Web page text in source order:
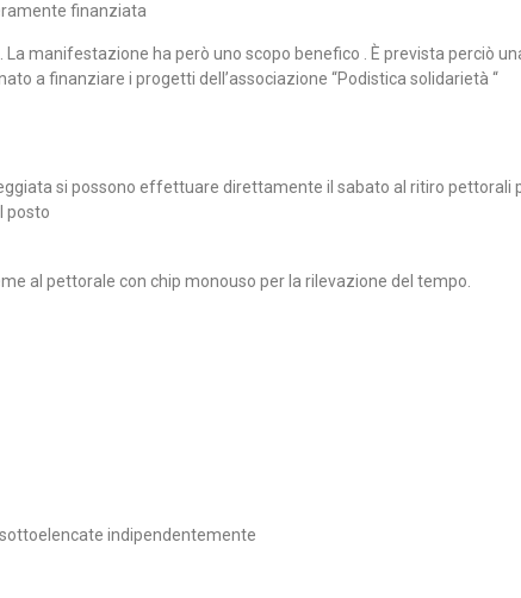
finanziata
manifestazione ha però uno scopo benefico . È prevista perciò
a finanziare i progetti dell’associazione “Podistica solidarietà “
si possono effettuare direttamente il sabato al ritiro pettorali
posto
al pettorale con chip monouso per la rilevazione del tempo.
indipendentemente